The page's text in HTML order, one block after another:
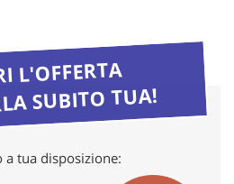
L'OFFERTA
SUBITO TUA!
tua disposizione: